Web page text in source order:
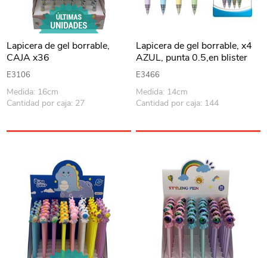
Lapicera de gel borrable,
CAJA x36
E3106
Medida: 16cm
Cantidad por caja: 27
Lapicera de gel borrable, x4
AZUL, punta 0.5,en blister
BEIFA
E3466
Medida: 14cm
Cantidad por caja: 144